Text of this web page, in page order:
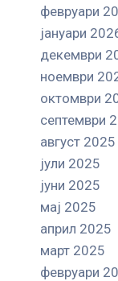
февруари
јануари
декември
ноември
октомври
септември
август 2025
јули 2025
јуни 2025
мај 2025
април 2025
март 2025
февруари